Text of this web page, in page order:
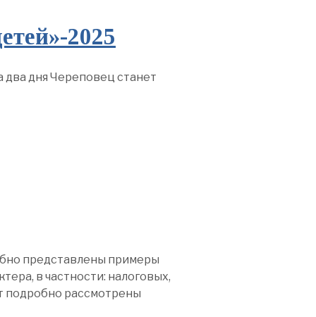
2025
два дня Череповец станет
представлены примеры
в частности: налоговых,
подробно рассмотрены